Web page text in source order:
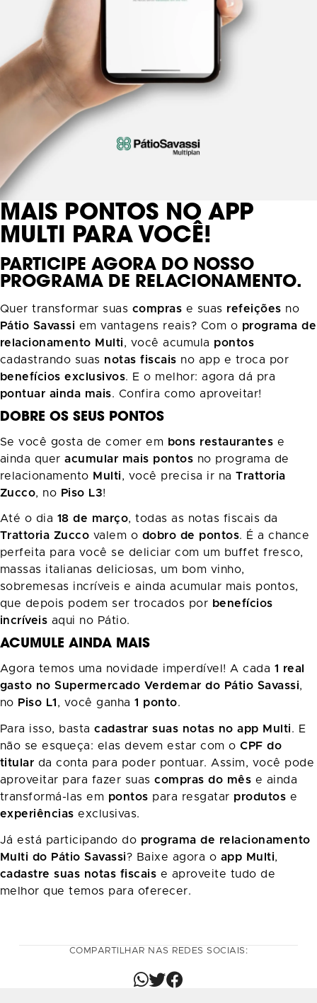
MAIS PONTOS NO APP
MULTI PARA VOCÊ!
PARTICIPE AGORA DO NOSSO
PROGRAMA DE RELACIONAMENTO.
Quer transformar suas compras e suas refeições no
Pátio Savassi em vantagens reais? Com o programa de
relacionamento Multi, você acumula pontos
cadastrando suas notas fiscais no app e troca por
benefícios exclusivos. E o melhor: agora dá pra
pontuar ainda mais. Confira como aproveitar!
DOBRE OS SEUS PONTOS
Se você gosta de comer em bons restaurantes e
ainda queracumular mais pontos no programa de
relacionamento Multi, você precisa ir naTrattoria
Zucco, no Piso L3!
Até o dia 18 de março, todas as notas fiscais da
Trattoria Zucco valem o dobro de pontos. É a chance
perfeita para você se deliciar com um buffet fresco,
massas italianas deliciosas, um bom vinho,
sobremesas incríveis e ainda acumular mais pontos,
que depois podem ser trocados por benefícios
incríveis aqui no Pátio.
ACUMULE AINDA MAIS
Agora temos uma novidade imperdível! A cada 1 real
gasto no Supermercado Verdemar do Pátio Savassi,
no Piso L1 , você ganha1 ponto.
Para isso, bastacadastrar suas notas no app Multi. E
não se esqueça: elas devem estar com oCPF do
titular da conta para poder pontuar. Assim, você pode
aproveitar para fazer suascompras do mês e ainda
transformá-las em pontos para resgatar produtos e
experiênciasexclusivas.
Já está participando do programa de relacionamento
Multi do Pátio Savassi? Baixe agora o app Multi,
cadastre suas notas fiscais e aproveite tudo de
melhor que temos para oferecer.
COMPARTILHAR NAS REDES SOCIAIS: